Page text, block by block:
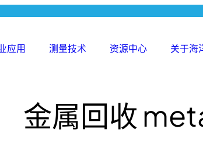
应用 测量技术 资源中心 关于海
金属回收